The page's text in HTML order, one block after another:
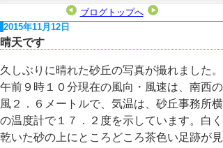
ブログトップへ
2015年11月12日
晴天です
久しぶりに晴れた砂丘の写真が撮れました。
午前９時１０分現在の風向・風速は、南西の
風２．６メートルで、気温は、砂丘事務所横
の温度計で１７．２度を示しています。白く
乾いた砂の上にところどころ茶色い足跡が見